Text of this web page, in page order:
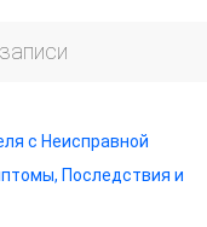
с Неисправной
Последствия и